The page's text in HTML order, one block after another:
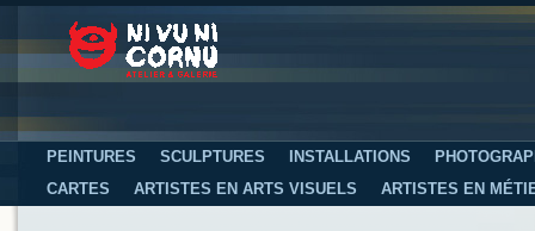
PEINTURES SCULPTURES INSTALLATIONS
CARTES
ARTISTES EN ARTS VISUELS ARTISTES EN